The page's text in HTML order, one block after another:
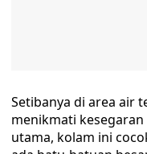
Setibanya di area air
menikmati
utama, kolam ini